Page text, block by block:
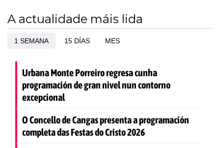
A actualidade máis lida
1 SEMANA 15 DÍAS MES
Urbana Monte Porreiro regresa cunha
programación de gran nivel nun contorno
excepcional
O Concello de Cangas presenta a programación
completa das Festas do Cristo 2026